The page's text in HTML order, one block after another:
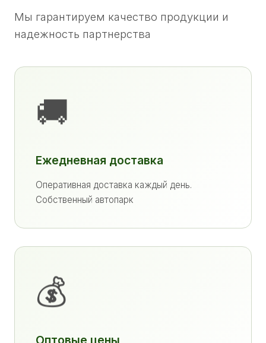
Мы гарантируем качество продукции и
надежность партнерства
🚚
Ежедневная доставка
Оперативная доставка каждый день.
Собственный автопарк
💰
Оптовые цены